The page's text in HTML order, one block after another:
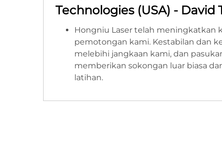
Technologies (USA) - David
Hongniu Laser telah meningkatkan
pemotongan kami. Kestabilan dan
melebihi jangkaan kami, dan
memberikan sokongan luar biasa
latihan.